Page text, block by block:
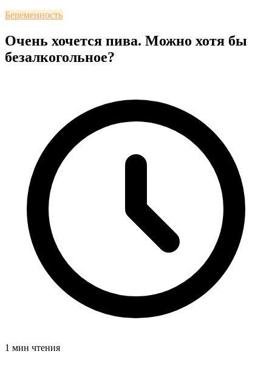
Беременность
Очень хочется пива. Можно хотя бы
безалкогольное?
1 мин чтения